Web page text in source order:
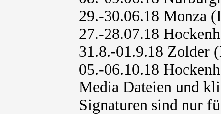
29.-30.06.18 Monza
27.-28.07.18
31.8.-01.9.18 Zolder
05.-06.10.18
Media Dateien und
Signaturen sind nur